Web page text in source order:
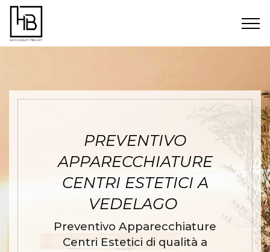
PREVENTIVO
APPARECCHIATURE
CENTRI ESTETICI A
VEDELAGO
Preventivo Apparecchiature
Centri Estetici di qualità a